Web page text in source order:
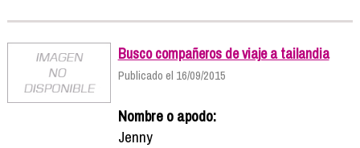
Busco compañeros de viaje a tailandia
Publicado el 16/09/2015
Nombre o apodo:
Jenny